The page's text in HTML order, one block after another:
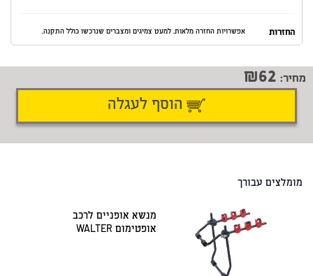
החזרות אפשרויות החזרה מלאות. למעט צמיגים ומצברים שנרכשו כולל התקנה.
שתף דיווח על טעות
מחיר: 62
הוסף לעגלה
מומלצים עבורך
מנשא אופניים לרכב
אופטימום WALTER